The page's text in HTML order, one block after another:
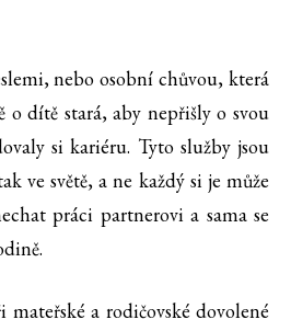
nebo osobní chůvou, která
o dítě stará, aby nepřišly o svou
si kariéru. Tyto služby jsou
ve světě, a ne každý si je může
práci partnerovi a sama se
mateřské a rodičovské dovolené